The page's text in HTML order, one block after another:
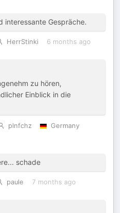
interessante Gespräche.
HerrStinki 6 months ago
zu hören,
Einblick in die
plnfchz
Germany
schade
paule 7 months ago